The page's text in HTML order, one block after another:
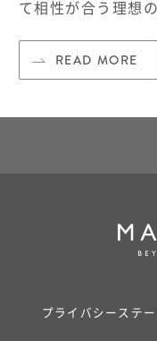
て相性が合う理想
READ MORE
プライバシーステ